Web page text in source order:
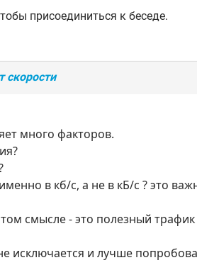
присоединиться к беседе.
скорости
много факторов.
в кб/с, а не в кБ/c ? это
смысле - это полезный
исключается и лучше